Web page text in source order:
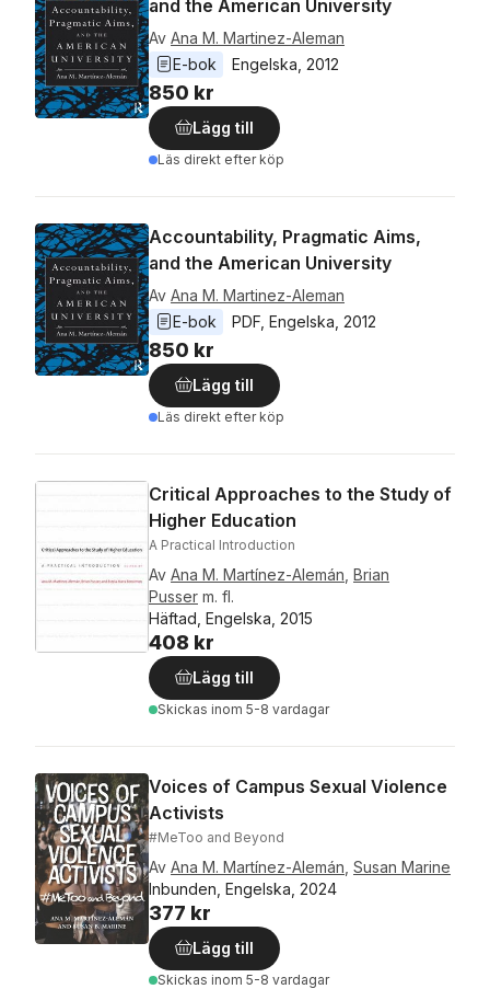
and the American University
Av Ana M. Martinez-Aleman
E-bok
Engelska 2012
850 kr
Lägg till
Läs direkt efter köp
Accountability, Pragmatic Aims,
and the American University
Av Ana M. Martinez-Aleman
E-bok
PDF Engelska 2012
850 kr
Lägg till
Läs direkt efter köp
Critical Approaches to the Study of
Higher Education
A Practical Introduction
Av Ana M. Martínez-Alemán Brian
Pusser m. fl.
Häftad, Engelska, 2015
408 kr
Lägg till
Skickas inom 5-8 vardagar
Voices of Campus Sexual Violence
Activists
#MeToo and Beyond
Av Ana M. Martínez-Alemán Susan Marine
Inbunden, Engelska, 2024
377 kr
Lägg till
Skickas inom 5-8 vardagar